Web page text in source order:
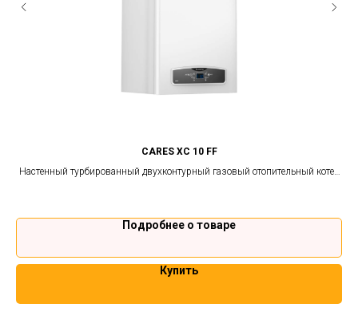
CARES XС 10 FF
Настенный турбированный двухконтурный газовый отопительный котел
Подробнее о товаре
Купить